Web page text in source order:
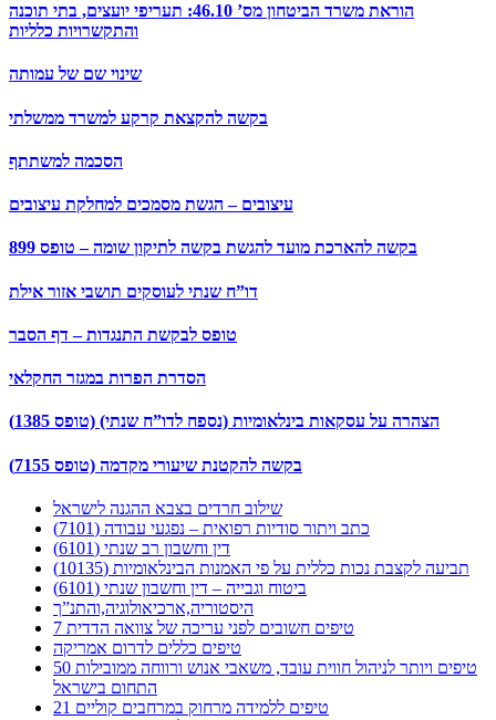
הוראת משרד הביטחון מס’ 46.10: תעריפי יועצים, בתי תוכנה
והתקשרויות כלליות
שינוי שם של עמותה
בקשה להקצאת קרקע למשרד ממשלתי
הסכמה למשתתף
עיצובים – הגשת מסמכים למחלקת עיצובים
בקשה להארכת מועד להגשת בקשה לתיקון שומה – טופס 899
דו”ח שנתי לעוסקים תושבי אזור אילת
טופס לבקשת התנגדות – דף הסבר
הסדרת הפרות במגזר החקלאי
הצהרה על עסקאות בינלאומיות (נספח לדו”ח שנתי) (טופס 1385)
בקשה להקטנת שיעורי מקדמה (טופס 7155)
שילוב חרדים בצבא ההגנה לישראל
כתב ויתור סודיות רפואית – נפגעי עבודה (7101)
דין וחשבון רב שנתי (6101)
תביעה לקצבת נכות כללית על פי האמנות הבינלאומיות (10135)
ביטוח וגבייה – דין וחשבון שנתי (6101)
היסטוריה,ארכיאולוגיה,והתנ”ך
7 טיפים חשובים לפני עריכה של צוואה הדדית
טיפים כללים לדרום אמריקה
50 טיפים ויותר לניהול חווית עובד, משאבי אנוש ורווחה ממובילות
התחום בישראל
21 טיפים ללמידה מרחוק במרחבים קוליים